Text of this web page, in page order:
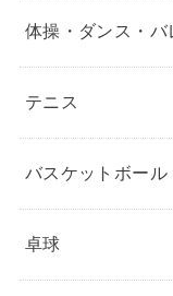
体操・ダンス・バ
テニス
バスケットボール
卓球